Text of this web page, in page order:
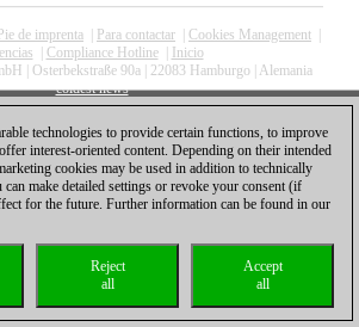
Pie de imprenta Para contactar Cookies Management
Compliance Hotline|
Inicio
| Osterbekstraße 90a | 22083 Hamburgo | Alemania
coldest news
technologies to provide certain functions, to improve
interest-oriented content. Depending on their intended
cookies may be used in addition to technically
can make detailed settings or revoke your consent (if
for the future. Further information can be found in our
Accept
all
Reject
all